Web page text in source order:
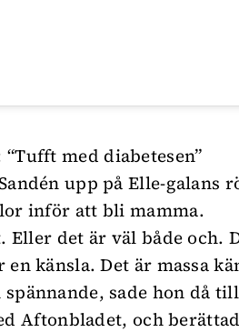
med diabetesen”
upp på Elle-galans
inför att bli mamma.
Eller det är väl både och.
känsla. Det är massa
sade hon då
Aftonbladet, och